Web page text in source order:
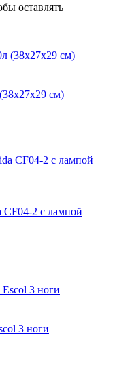
оставлять
см)
CF04-2 с лампой
3 ноги